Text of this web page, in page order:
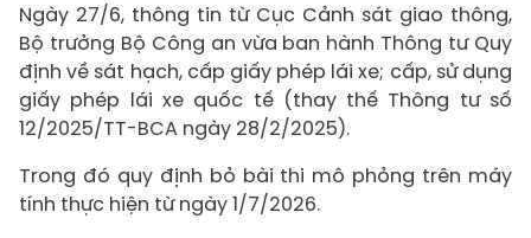
Ngày 27/6, thông tin từ Cục Cảnh sát giao thông,
Bộ trưởng Bộ Công an vừa ban hành Thông tư Quy
định về sát hạch, cấp giấy phép lái xe; cấp, sử dụng
giấy phép lái xe quốc tế (thay thế Thông tư số
12/2025/TT-BCA ngày 28/2/2025).
Trong đó quy định bỏ bài thi mô phỏng trên máy
tính thực hiện từ ngày 1/7/2026.